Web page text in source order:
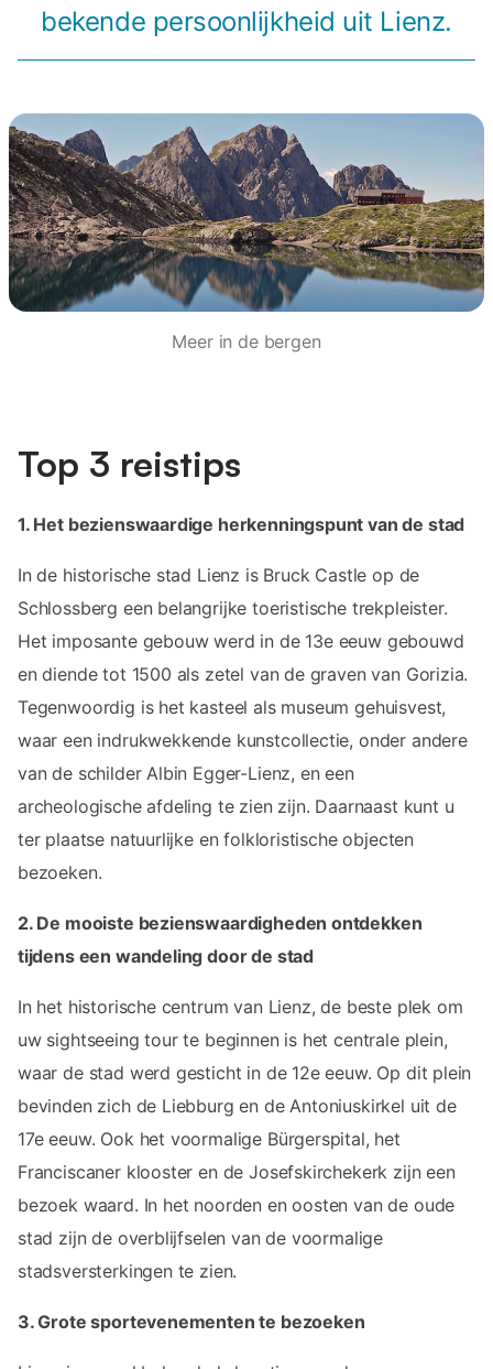
bekende persoonlijkheid uit Lienz.
Meer in de bergen
Top 3 reistips
1. Het bezienswaardige herkenningspunt van de stad
In de historische stad Lienz is Bruck Castle op de
Schlossberg een belangrijke toeristische trekpleister.
Het imposante gebouw werd in de 13e eeuw gebouwd
en diende tot 1500 als zetel van de graven van Gorizia.
Tegenwoordig is het kasteel als museum gehuisvest,
waar een indrukwekkende kunstcollectie, onder andere
van de schilder Albin Egger-Lienz, en een
archeologische afdeling te zien zijn. Daarnaast kunt u
ter plaatse natuurlijke en folkloristische objecten
bezoeken.
2. De mooiste bezienswaardigheden ontdekken
tijdens een wandeling door de stad
In het historische centrum van Lienz, de beste plek om
uw sightseeing tour te beginnen is het centrale plein,
waar de stad werd gesticht in de 12e eeuw. Op dit plein
bevinden zich de Liebburg en de Antoniuskirkel uit de
17e eeuw. Ook het voormalige Bürgerspital, het
Franciscaner klooster en de Josefskirchekerk zijn een
bezoek waard. In het noorden en oosten van de oude
stad zijn de overblijfselen van de voormalige
stadsversterkingen te zien.
3. Grote sportevenementen te bezoeken